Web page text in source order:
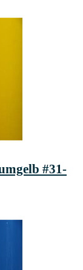
#31-